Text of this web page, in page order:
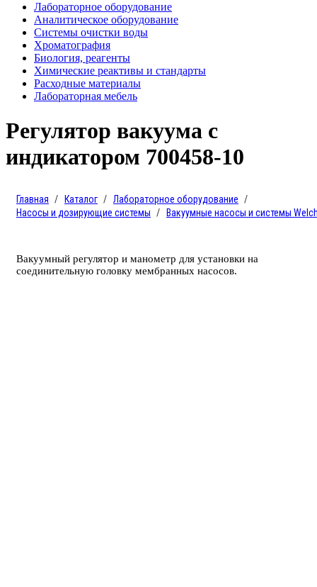
Лабораторное оборудование
Аналитическое оборудование
Системы очистки воды
Хроматография
Биология, реагенты
Химические реактивы и стандарты
Расходные материалы
Лабораторная мебель
Регулятор вакуума с
индикатором 700458-10
Главная Каталог
Лабораторное оборудование
Насосы и дозирующие системы
Вакуумные насосы и системы
Вакуумный регулятор и манометр для установки на
соединительную головку мембранных насосов.